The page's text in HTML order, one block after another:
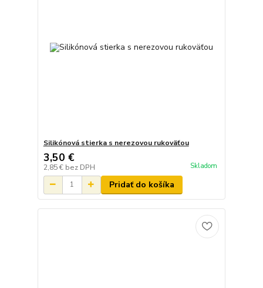
Silikónová stierka s nerezovou rukoväťou
3,50 €
2,85 € bez DPH Skladom
Pridať do košíka